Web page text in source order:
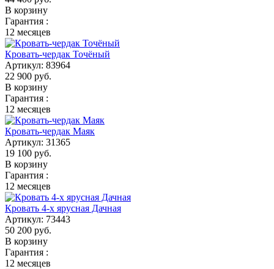
В корзину
Гарантия :
12 месяцев
Кровать-чердак Точёный
Артикул: 83964
22 900 руб.
В корзину
Гарантия :
12 месяцев
Кровать-чердак Маяк
Артикул: 31365
19 100 руб.
В корзину
Гарантия :
12 месяцев
Кровать 4-х ярусная Дачная
Артикул: 73443
50 200 руб.
В корзину
Гарантия :
12 месяцев